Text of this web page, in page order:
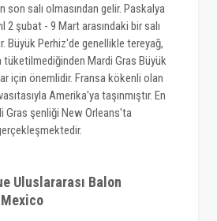
son salı olmasından gelir. Paskalya
2 şubat - 9 Mart arasındaki bir salı
Büyük Perhiz'de genellikle tereyağ,
tüketilmediğinden Mardi Gras Büyük
için önemlidir. Fransa kökenli olan
Amerika'ya taşınmıştır. En
Gras şenliği New Orleans'ta
Uluslararası Balon